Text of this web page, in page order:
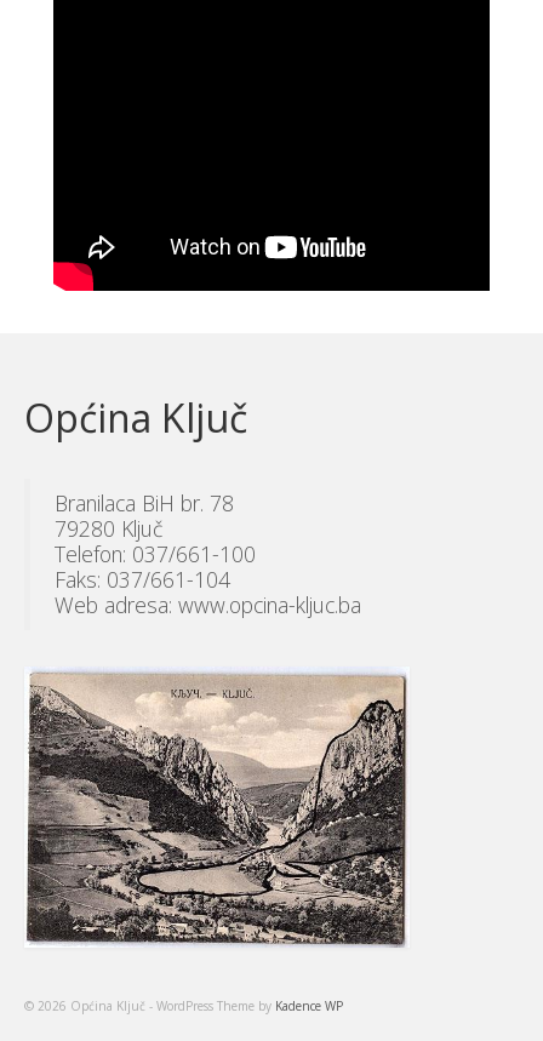
Općina Ključ
Branilaca BiH br. 78
79280 Ključ
Telefon: 037/661-100
Faks: 037/661-104
Web adresa: www.opcina-kljuc.ba
© 2026 Općina Ključ - WordPress Theme by Kadence WP